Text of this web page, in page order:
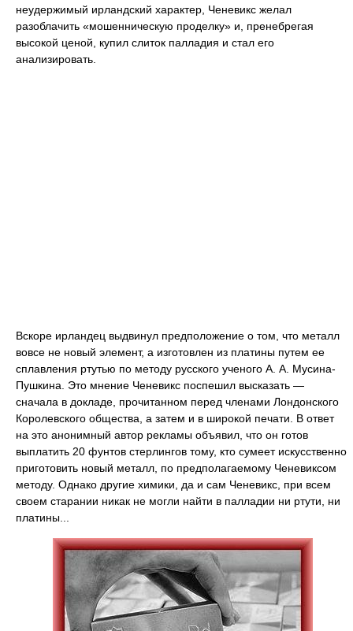
неудержимый ирландский характер, Ченевикс желал
разоблачить «мошенническую проделку» и, пренебрегая
высокой ценой, купил слиток палладия и стал его
анализировать.
Вскоре ирландец выдвинул предположение о том, что металл
вовсе не новый элемент, а изготовлен из платины путем ее
сплавления ртутью по методу русского ученого А. А. Мусина-
Пушкина. Это мнение Ченевикс поспешил высказать —
сначала в докладе, прочитанном перед членами Лондонского
Королевского общества, а затем и в широкой печати. В ответ
на это анонимный автор рекламы объявил, что он готов
выплатить 20 фунтов стерлингов тому, кто сумеет искусственно
приготовить новый металл, по предполагаемому Ченевиксом
методу. Однако другие химики, да и сам Ченевикс, при всем
своем старании никак не могли найти в палладии ни ртути, ни
платины...